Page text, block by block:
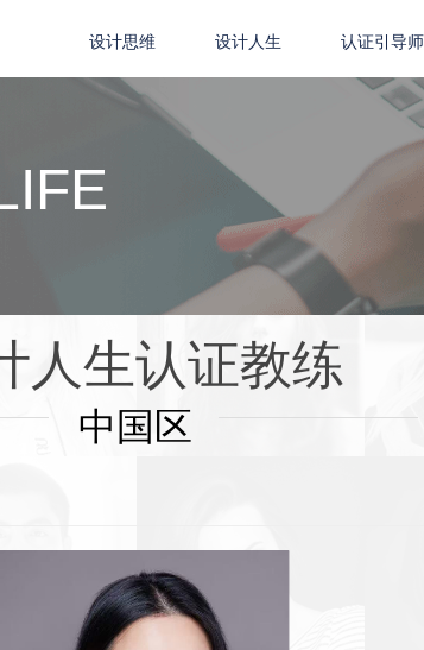
设计思维 设计人生 认证引导师
人生认证教练
中国区